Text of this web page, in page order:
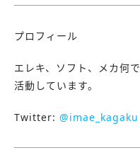
プロフィール
エレキ、ソフト、メカ何
活動しています。
Twitter: @imae_kagaku